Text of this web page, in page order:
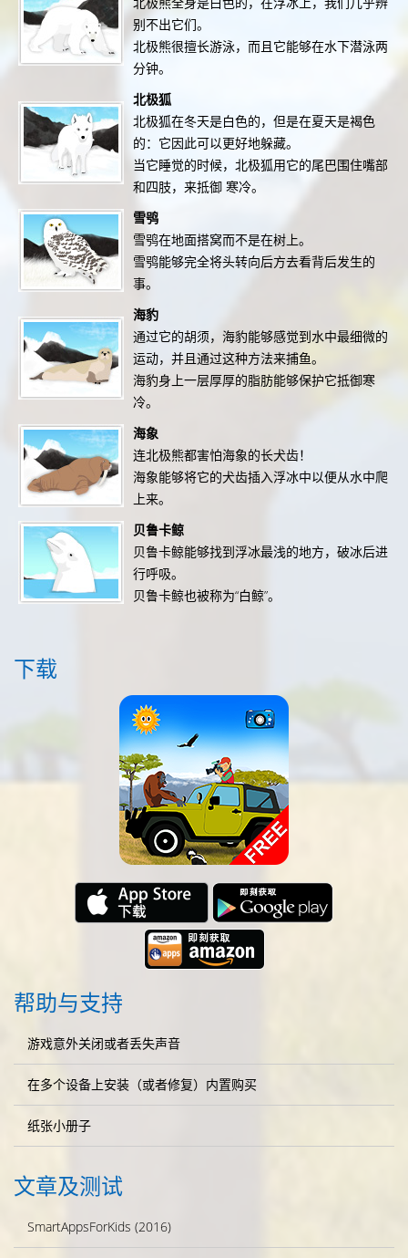
别不出它们。
北极熊很擅长游泳，而且它能够在水下潜泳两
分钟。
北极狐
北极狐在冬天是白色的，但是在夏天是褐色
的：它因此可以更好地躲藏。
当它睡觉的时候，北极狐用它的尾巴围住嘴部
和四肢，来抵御 寒冷。
雪鸮
雪鸮在地面搭窝而不是在树上。
雪鸮能够完全将头转向后方去看背后发生的
事。
海豹
通过它的胡须，海豹能够感觉到水中最细微的
运动，并且通过这种方法来捕鱼。
海豹身上一层厚厚的脂肪能够保护它抵御寒
冷。
海象
连北极熊都害怕海象的长犬齿！
海象能够将它的犬齿插入浮冰中以便从水中爬
上来。
贝鲁卡鲸
贝鲁卡鲸能够找到浮冰最浅的地方，破冰后进
行呼吸。
贝鲁卡鲸也被称为“白鲸”。
下载
帮助与支持
游戏意外关闭或者丢失声音
在多个设备上安装（或者修复）内置购买
纸张小册子
文章及测试
SmartAppsForKids (2016)